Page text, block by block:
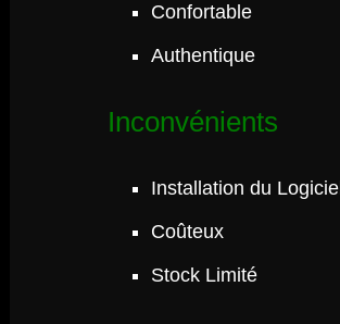
Confortable
Authentique
Inconvénients
Installation du Logiciel
Coûteux
Stock Limité